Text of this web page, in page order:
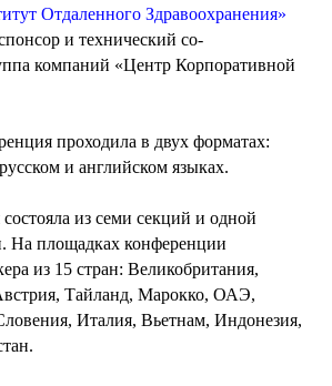
Отдаленного Здравоохранения»
и технический со-
компаний «Центр Корпоративной
проходила в двух форматах:
и английском языках.
из семи секций и одной
На площадках конференции
из 15 стран: Великобритания,
Тайланд, Марокко, ОАЭ,
Италия, Вьетнам, Индонезия,